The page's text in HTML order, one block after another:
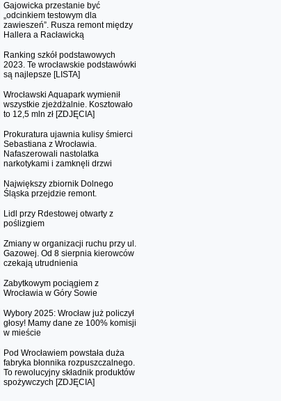
Gajowicka przestanie być
„odcinkiem testowym dla
zawieszeń”. Rusza remont między
Hallera a Racławicką
Ranking szkół podstawowych
2023. Te wrocławskie podstawówki
są najlepsze [LISTA]
Wrocławski Aquapark wymienił
wszystkie zjeżdżalnie. Kosztowało
to 12,5 mln zł [ZDJĘCIA]
Prokuratura ujawnia kulisy śmierci
Sebastiana z Wrocławia.
Nafaszerowali nastolatka
narkotykami i zamknęli drzwi
Największy zbiornik Dolnego
Śląska przejdzie remont.
Lidl przy Rdestowej otwarty z
poślizgiem
Zmiany w organizacji ruchu przy ul.
Gazowej. Od 8 sierpnia kierowców
czekają utrudnienia
Zabytkowym pociągiem z
Wrocławia w Góry Sowie
Wybory 2025: Wrocław już policzył
głosy! Mamy dane ze 100% komisji
w mieście
Pod Wrocławiem powstała duża
fabryka błonnika rozpuszczalnego.
To rewolucyjny składnik produktów
spożywczych [ZDJĘCIA]